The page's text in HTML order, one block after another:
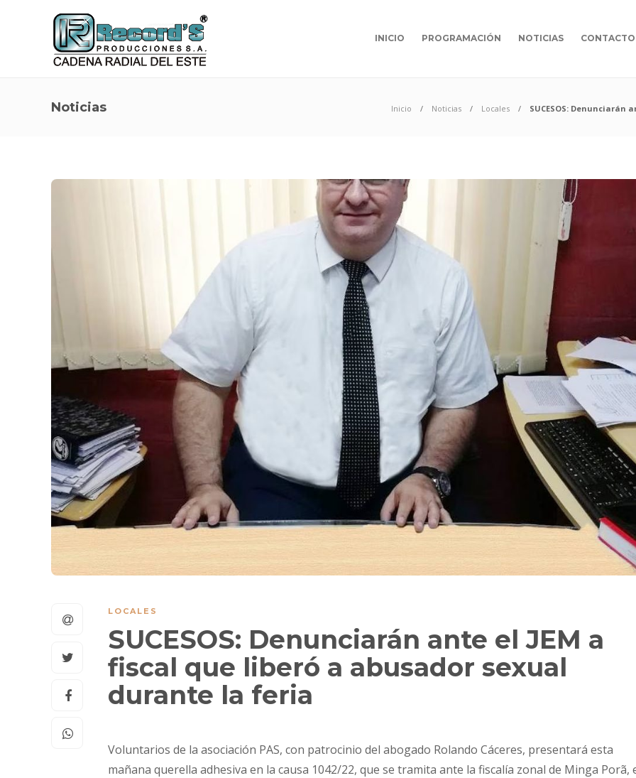
INICIO PROGRAMACIÓN NOTICIAS CONTACTO
Noticias Inicio Noticias Locales SUCESOS:
LOCALES
SUCESOS: Denunciarán ante el JEM a
fiscal que liberó a abusador sexual
durante la feria
Voluntarios de la asociación PAS, con patrocinio del abogado Rolando Cáceres, presentará esta
mañana querella adhesiva en la causa 1042/22, que se tramita ante la fiscalía zonal de Minga Porã,